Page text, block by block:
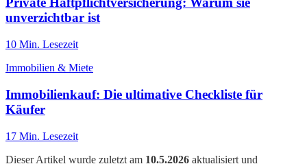
unverzichtbar ist
10 Min. Lesezeit
Immobilien & Miete
Immobilienkauf: Die ultimative Checkliste für
Käufer
17 Min. Lesezeit
Dieser Artikel wurde zuletzt am 10.5.2026 aktualisiert und